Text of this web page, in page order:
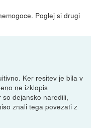
Poglej si drugi
Ker resitev je bila v
ne izklopis
dejansko naredili,
znali tega povezati z